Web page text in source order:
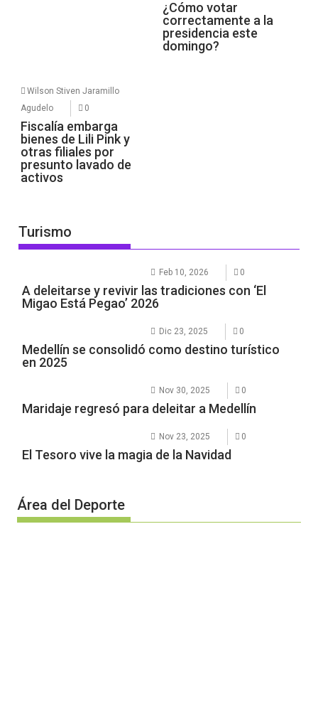
¿Cómo votar
correctamente a la
presidencia este
domingo?
Wilson Stiven Jaramillo
Agudelo
0
Fiscalía embarga
bienes de Lili Pink y
otras filiales por
presunto lavado de
activos
Turismo
Feb 10, 2026 0
A deleitarse y revivir las tradiciones con ‘El
Migao Está Pegao’ 2026
Dic 23, 2025 0
Medellín se consolidó como destino turístico
en 2025
Nov 30, 2025 0
Maridaje regresó para deleitar a Medellín
Nov 23, 2025 0
El Tesoro vive la magia de la Navidad
Área del Deporte